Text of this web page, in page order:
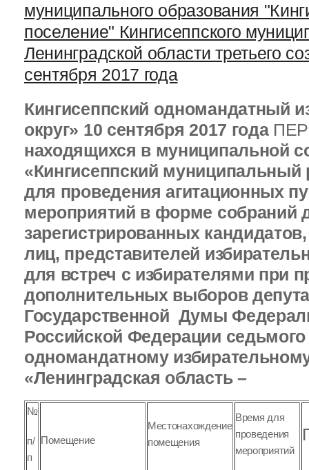
муниципального образования
поселение" Кингисеппского
Ленинградской области третьего
сентября 2017 года
Кингисеппский одномандатный
округ» 10 сентября 2017 года
находящихся в муниципальной
«Кингисеппский муниципальный
для проведения агитационных
мероприятий в форме собраний
зарегистрированных
лиц, представителей
для встреч с избирателями при
дополнительных выборов
Государственной Думы
Российской Федерации
одномандатному
«Ленинградская область –
№
п/
п
Помещение
Местонахождение
помещения
Время для
проведения
мероприятий